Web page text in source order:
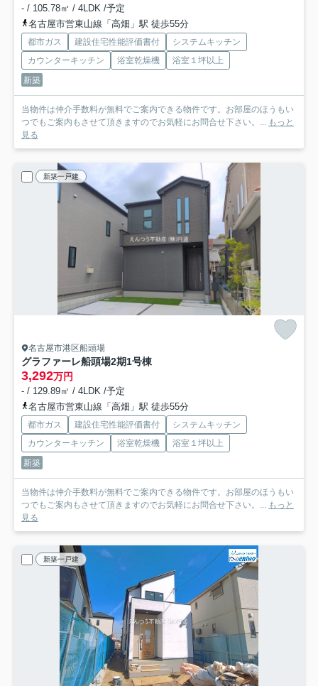
- / 105.78㎡ / 4LDK /予定
名古屋市営東山線「高畑」駅 徒歩55分
都市ガス 建設住宅性能評価書付
システムキッチン
カウンターキッチン
浴室乾燥機
浴室１坪以上
新築
当物件は仲介手数料が無料でご案内できる物件です。お部屋のほうもい
つでもご案内もさせて頂きますのでお気軽にお問合せ下さい。... もっと
見る
新築一戸建
名古屋市港区船頭場
グラファーレ船頭場2期1号棟
3,292万円
- / 129.89㎡ / 4LDK /予定
名古屋市営東山線「高畑」駅 徒歩55分
都市ガス 建設住宅性能評価書付
システムキッチン
カウンターキッチン
浴室乾燥機
浴室１坪以上
新築
当物件は仲介手数料が無料でご案内できる物件です。お部屋のほうもい
つでもご案内もさせて頂きますのでお気軽にお問合せ下さい。... もっと
見る
新築一戸建